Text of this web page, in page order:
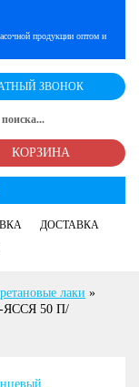
продукции оптом и
ЗВОНОК
ДОСТАВКА
КОРЗИНА
лаки »
50 П/